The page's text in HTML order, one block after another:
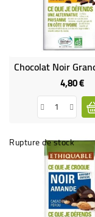
4,80 €Prix
Rupture de stock